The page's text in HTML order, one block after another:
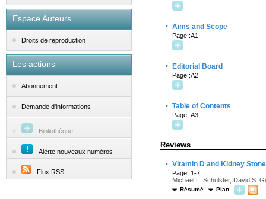
Espace Auteurs
Droits de reproduction
Les actions
Abonnement
Demande d'informations
Bibliothèque
Alerte nouveaux numéros
Flux RSS
· Aims and Scope
Page :A1
· Editorial Board
Page :A2
· Table of Contents
Page :A3
Reviews
· Vitamin D and Kidney
Page :1-7
Michael L. Schulster, David S.
Résumé Plan